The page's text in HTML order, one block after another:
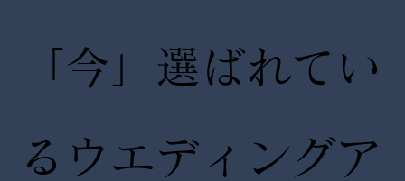
「今」選ばれてい
るウエディングア